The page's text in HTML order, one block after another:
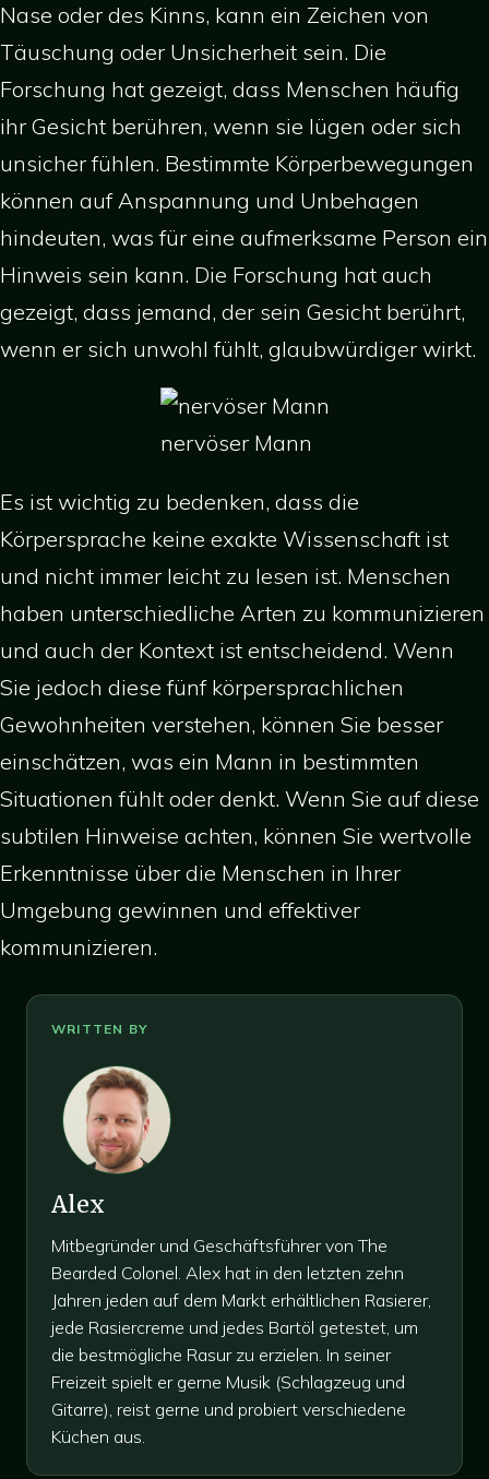
Nase oder des Kinns, kann ein Zeichen von
Täuschung oder Unsicherheit sein. Die
Forschung hat gezeigt, dass Menschen häufig
ihr Gesicht berühren, wenn sie lügen oder sich
unsicher fühlen. Bestimmte Körperbewegungen
können auf Anspannung und Unbehagen
hindeuten, was für eine aufmerksame Person ein
Hinweis sein kann. Die Forschung hat auch
gezeigt, dass jemand, der sein Gesicht berührt,
wenn er sich unwohl fühlt, glaubwürdiger wirkt.
nervöser Mann
Es ist wichtig zu bedenken, dass die
Körpersprache keine exakte Wissenschaft ist
und nicht immer leicht zu lesen ist. Menschen
haben unterschiedliche Arten zu kommunizieren
und auch der Kontext ist entscheidend. Wenn
Sie jedoch diese fünf körpersprachlichen
Gewohnheiten verstehen, können Sie besser
einschätzen, was ein Mann in bestimmten
Situationen fühlt oder denkt. Wenn Sie auf diese
subtilen Hinweise achten, können Sie wertvolle
Erkenntnisse über die Menschen in Ihrer
Umgebung gewinnen und effektiver
kommunizieren.
Alex
Mitbegründer und Geschäftsführer von The
Bearded Colonel. Alex hat in den letzten zehn
Jahren jeden auf dem Markt erhältlichen Rasierer,
jede Rasiercreme und jedes Bartöl getestet, um
die bestmögliche Rasur zu erzielen. In seiner
Freizeit spielt er gerne Musik (Schlagzeug und
Gitarre), reist gerne und probiert verschiedene
Küchen aus.